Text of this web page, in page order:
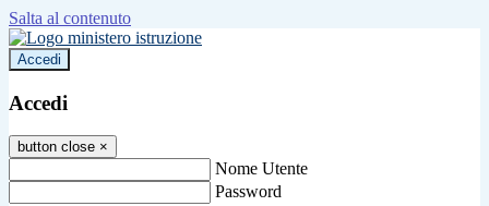
Salta al contenuto
Accedi
Accedi
button close ×
Nome Utente
Password